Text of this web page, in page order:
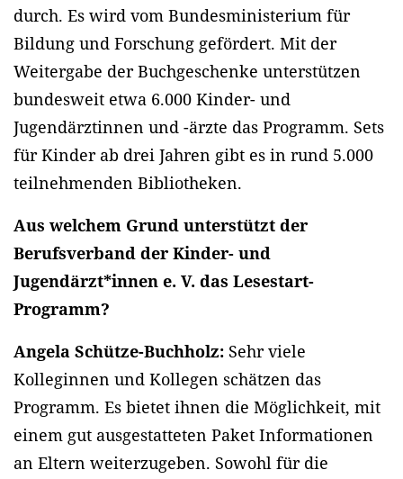
durch. Es wird vom Bundesministerium für
Bildung und Forschung gefördert. Mit der
Weitergabe der Buchgeschenke unterstützen
bundesweit etwa 6.000 Kinder- und
Jugendärztinnen und -ärzte das Programm. Sets
für Kinder ab drei Jahren gibt es in rund 5.000
teilnehmenden Bibliotheken.
Aus welchem Grund unterstützt der
Berufsverband der Kinder- und
Jugendärzt*innen e. V. das Lesestart-
Programm?
Angela Schütze-Buchholz: Sehr viele
Kolleginnen und Kollegen schätzen das
Programm. Es bietet ihnen die Möglichkeit, mit
einem gut ausgestatteten Paket Informationen
an Eltern weiterzugeben. Sowohl für die